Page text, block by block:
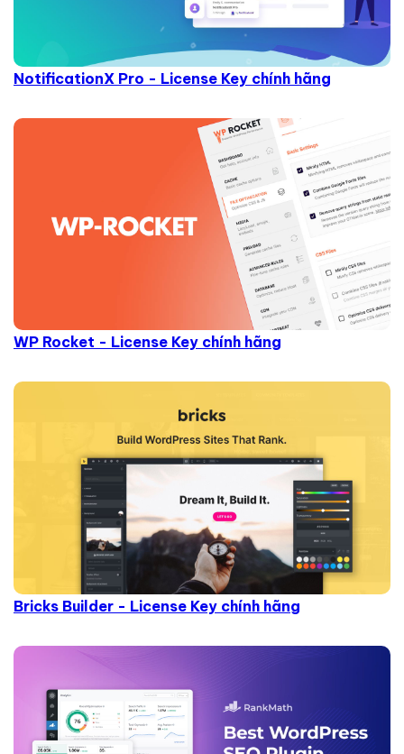
NotificationX Pro - License Key chính hãng
WP Rocket - License Key chính hãng
Bricks Builder - License Key chính hãng